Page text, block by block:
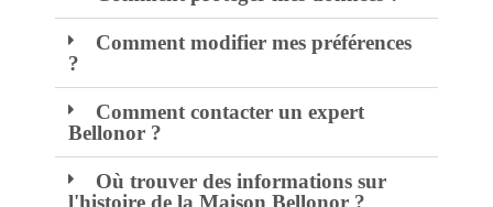
Comment modifier mes préférences
?
Comment contacter un expert
Bellonor ?
Où trouver des informations sur
l'histoire de la Maison Bellonor ?